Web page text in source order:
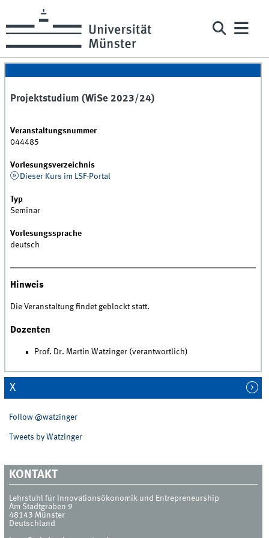
Projektstudium (WiSe 2023/24)
Veranstaltungsnummer
044485
Vorlesungsverzeichnis
Dieser Kurs im LSF-Portal
Typ
Seminar
Vorlesungssprache
deutsch
Hinweis
Die Veranstaltung findet geblockt statt.
Dozenten
Prof. Dr. Martin Watzinger (verantwortlich)
X
Follow @watzinger
Tweets by Watzinger
KONTAKT
Lehrstuhl für Innovationsökonomik und Entrepreneurship
Am Stadtgraben 9
48143 Münster
Deutschland